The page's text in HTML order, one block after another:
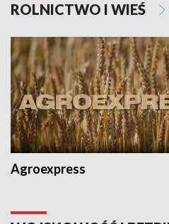
ROLNICTWO I WIEŚ
Agroexpress